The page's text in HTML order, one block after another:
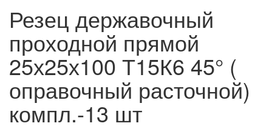
Резец державочный
проходной прямой
25х25х100 Т15К6 45° (
оправочный расточной)
компл.-13 шт